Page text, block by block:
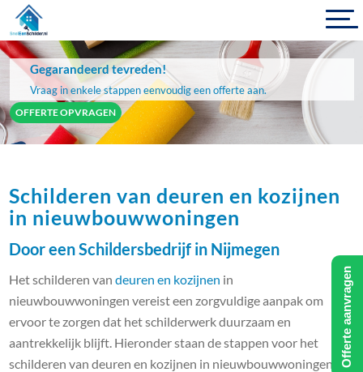
Gegarandeerd tevreden!
Vraag in enkele stappen eenvoudig een offerte aan.
OFFERTE OPVRAGEN
Schilderen van deuren en kozijnen
in nieuwbouwwoningen
Door een Schildersbedrijf in Nijmegen
Het schilderen vandeuren en kozijnen in
nieuwbouwwoningen vereist een zorgvuldige aanpak om
ervoor te zorgen dat het schilderwerk duurzaam en
aantrekkelijk blijft. Hieronder staan de stappen voor het
schilderen van deuren en kozijnen in nieuwbouwwoningen:
Offerte aanvragen